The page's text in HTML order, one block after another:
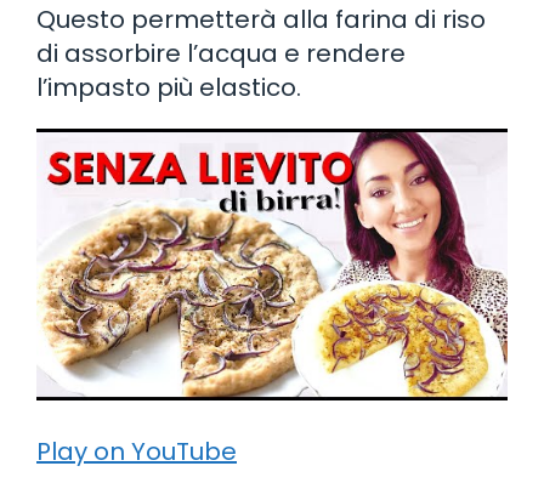
Questo permetterà alla farina di riso
di assorbire l’acqua e rendere
l’impasto più elastico.
Play on YouTube